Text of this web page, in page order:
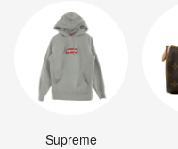
Supreme